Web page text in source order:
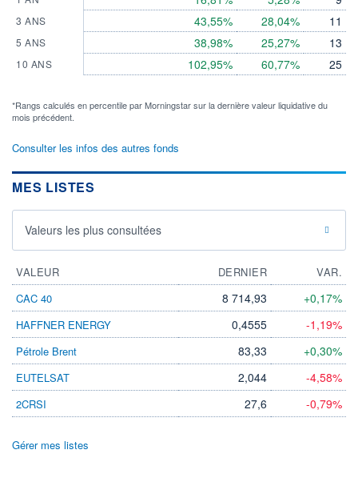
3 ANS
5 ANS
10 ANS
43,55%
38,98%
102,95%
28,04%
25,27%
60,77%
11
13
25
*Rangs calculés en percentile par Morningstar sur la dernière valeur liquidative du
mois précédent.
Consulter les infos des autres fonds
MES LISTES
Valeurs les plus consultées
VALEUR DERNIER
VAR.
CAC 40
8 714,93 +0,17%
HAFFNER ENERGY 0,4555 -1,19%
Pétrole Brent 83,33 +0,30%
EUTELSAT 2,044 -4,58%
2CRSI 27,6 -0,79%
Gérer mes listes